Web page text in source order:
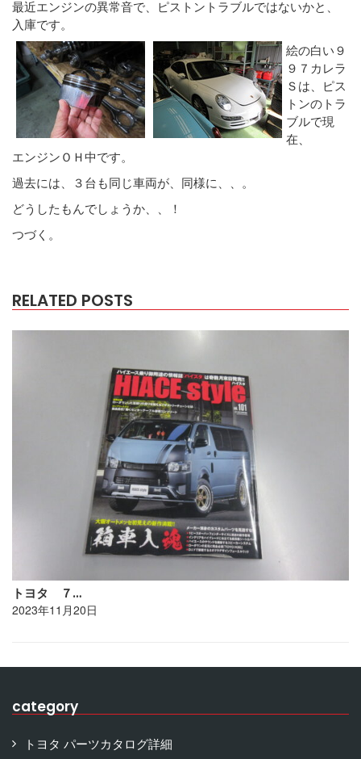
最近エンジンの異常音で、ピストントラブルではないかと、
入庫です。
絵の白い９
９７カレラ
Ｓは、ピス
トンのトラ
ブルで現
在、
エンジンＯＨ中です。
過去には、３台も同じ車両が、同様に、、。
どうしたもんでしょうか、、！
つづく。
RELATED POSTS
トヨタ ７…
2023年11月20日
category
トヨタ パーツカタログ詳細